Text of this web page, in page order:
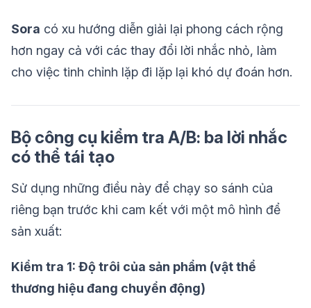
Sora có xu hướng diễn giải lại phong cách rộng
hơn ngay cả với các thay đổi lời nhắc nhỏ, làm
cho việc tinh chỉnh lặp đi lặp lại khó dự đoán hơn.
Bộ công cụ kiểm tra A/B: ba lời nhắc
có thể tái tạo
Sử dụng những điều này để chạy so sánh của
riêng bạn trước khi cam kết với một mô hình để
sản xuất:
Kiểm tra 1: Độ trôi của sản phẩm (vật thể
thương hiệu đang chuyển động)